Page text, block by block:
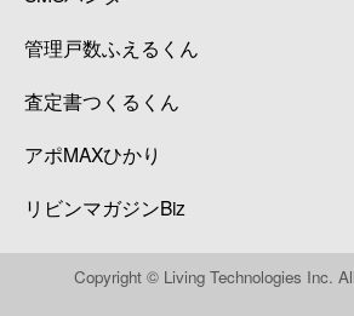
管理戸数ふえるくん
査定書つくるくん
アポMAXひかり
リビンマガジンBiz
Copyright © Living Technologies Inc.